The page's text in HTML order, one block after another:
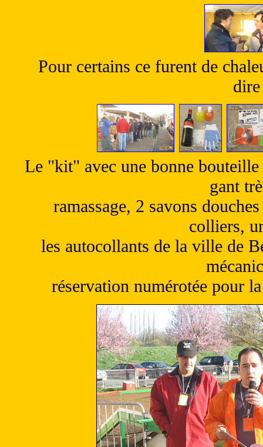
Pour certains ce furent de
Le "kit" avec une bonne
gant
ramassage, 2 savons
colliers,
les autocollants de la ville de
réservation numérotée pour